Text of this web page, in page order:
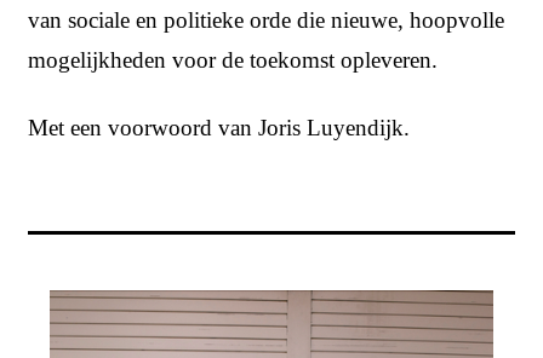
van sociale en politieke orde die nieuwe, hoopvolle
mogelijkheden voor de toekomst opleveren.
Met een voorwoord van Joris Luyendijk.